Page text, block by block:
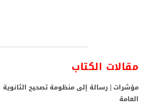
مقالات الكتاب
مؤشرات | رسالة إلى منظومة تصحيح الثانوية
العامة